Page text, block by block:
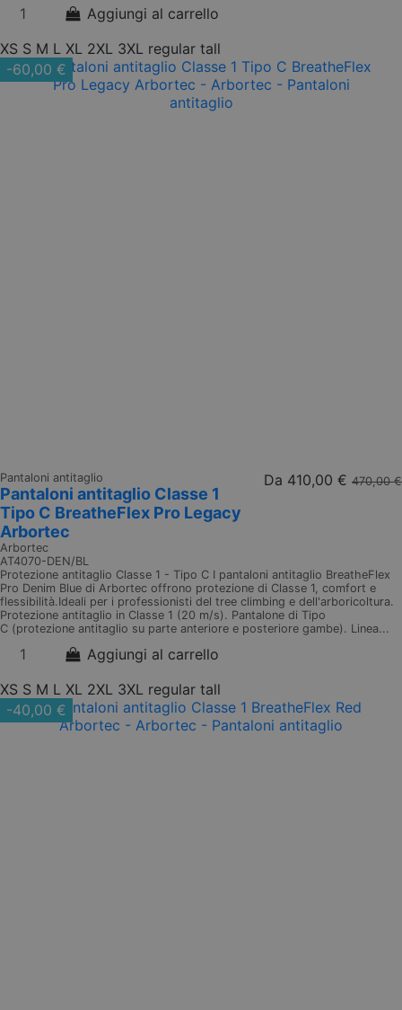
Aggiungi al carrello
XS S M L XL 2XL 3XL regular tall
-60,00 €
Pantaloni antitaglio
Pantaloni antitaglio Classe 1
Tipo C BreatheFlex Pro Legacy
Arbortec
Arbortec
AT4070-DEN/BL
Da 410,00 € 470,00 €
Protezione antitaglio Classe 1 - Tipo C I pantaloni antitaglio BreatheFlex
Pro Denim Blue di Arbortec offrono protezione di Classe 1, comfort e
flessibilità.Ideali per i professionisti del tree climbing e dell'arboricoltura.
Protezione antitaglio in Classe 1 (20 m/s). Pantalone di Tipo
C (protezione antitaglio su parte anteriore e posteriore gambe). Linea...
Aggiungi al carrello
XS S M L XL 2XL 3XL regular tall
-40,00 €